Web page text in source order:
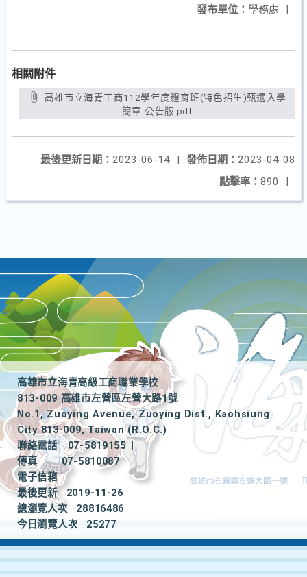
發布單位： 學務處 |
相關附件
簡章-公告版.pdf
發佈日期： 2023-04-08
最後更新日期： 2023-06-14
|
點擊率： 890 |
高雄市立海青高級工商職業學校
813-009 高雄市左營區左營大路1號
No.1, Zuoying Avenue, Zuoying Dist., Kaohsiung
City 813-009, Taiwan (R.O.C.)
聯絡電話
07-5819155
|
傳真
07-5810087
電子信箱
最後更新
2019-11-26
總瀏覽人次
28816486
今日瀏覽人次
25277